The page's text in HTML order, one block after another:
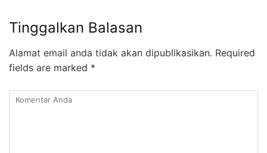
Tinggalkan Balasan
Alamat email anda tidak akan dipublikasikan. Required
fields are marked *